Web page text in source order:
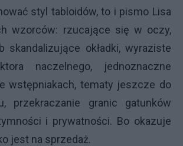
styl tabloidów, to i pismo Lisa
wzorców: rzucające się w oczy,
skandalizujące okładki, wyraziste
naczelnego, jednoznaczne
wstępniakach, tematy jeszcze do
przekraczanie granic gatunków
i prywatności. Bo okazuje
jest na sprzedaż.